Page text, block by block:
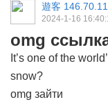
遊客
2024-1-16
omg
It’s one of the
snow?
omg зайти